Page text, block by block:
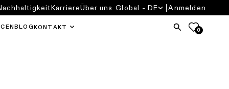
BLOG KONTAKT 0
KarriereÜber uns Global - DE Anmelden